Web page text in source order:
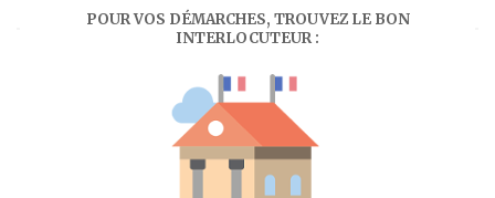
POUR VOS DÉMARCHES, TROUVEZ LE BON
INTERLOCUTEUR :